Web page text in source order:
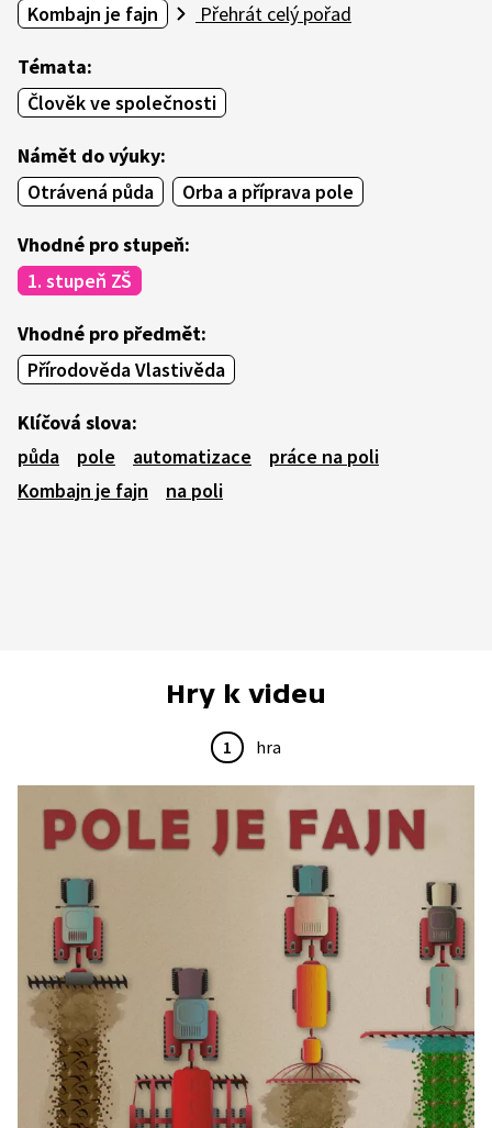
Kombajn je fajn
Přehrát celý pořad
Témata:
Člověk ve společnosti
Námět do výuky:
Otrávená půda
Orba a příprava pole
Vhodné pro stupeň:
1. stupeň ZŠ
Vhodné pro předmět:
Přírodověda Vlastivěda
Klíčová slova:
půda
pole automatizace
práce na poli
Kombajn je fajn
na poli
Hry k videu
1 hra